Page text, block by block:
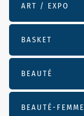
ART / EXPO
BASKET
BEAUTÉ
BEAUTÉ-FEMME